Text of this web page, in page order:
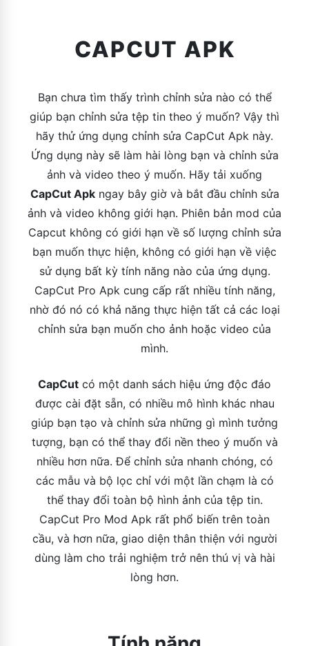
CAPCUT APK
Bạn chưa tìm thấy trình chỉnh sửa nào có thể
giúp bạn chỉnh sửa tệp tin theo ý muốn? Vậy thì
hãy thử ứng dụng chỉnh sửa CapCut Apk này.
Ứng dụng này sẽ làm hài lòng bạn và chỉnh sửa
ảnh và video theo ý muốn. Hãy tải xuống
CapCut Apkngay bây giờ và bắt đầu chỉnh sửa
ảnh và video không giới hạn. Phiên bản mod của
Capcut không có giới hạn về số lượng chỉnh sửa
bạn muốn thực hiện, không có giới hạn về việc
sử dụng bất kỳ tính năng nào của ứng dụng.
CapCut Pro Apk cung cấp rất nhiều tính năng,
nhờ đó nó có khả năng thực hiện tất cả các loại
chỉnh sửa bạn muốn cho ảnh hoặc video của
mình.
CapCut có một danh sách hiệu ứng độc đáo
được cài đặt sẵn, có nhiều mô hình khác nhau
giúp bạn tạo và chỉnh sửa những gì mình tưởng
tượng, bạn có thể thay đổi nền theo ý muốn và
nhiều hơn nữa. Để chỉnh sửa nhanh chóng, có
các mẫu và bộ lọc chỉ với một lần chạm là có
thể thay đổi toàn bộ hình ảnh của tệp tin.
CapCut Pro Mod Apk rất phổ biến trên toàn
cầu, và hơn nữa, giao diện thân thiện với người
dùng làm cho trải nghiệm trở nên thú vị và hài
lòng hơn.